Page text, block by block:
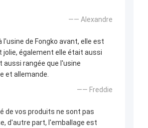
—— Alexandre
l'usine de Fongko avant, elle est
jolie, également elle était aussi
aussi rangée que l'usine
et allemande.
—— Freddie
de vos produits ne sont pas
d'autre part, l'emballage est